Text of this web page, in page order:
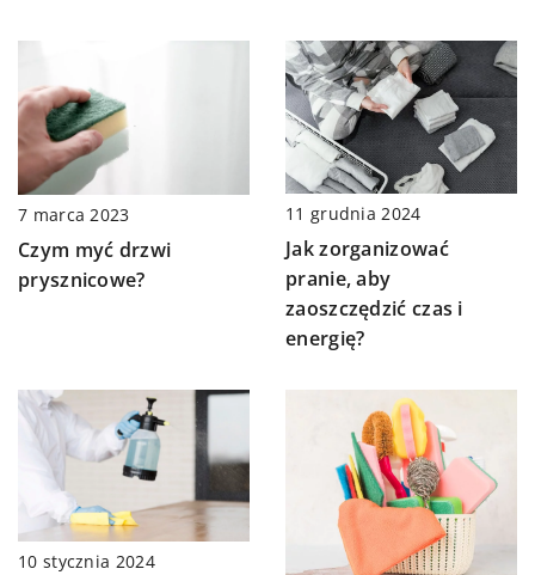
7 marca 2023
Czym myć drzwi
prysznicowe?
11 grudnia 2024
Jak zorganizować
pranie, aby
zaoszczędzić czas i
energię?
10 stycznia 2024